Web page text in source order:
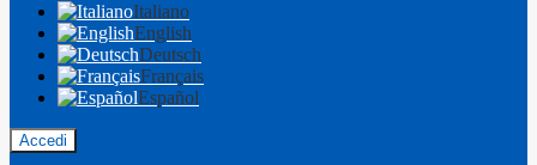
Italiano
English
Deutsch
Français
Español
Accedi